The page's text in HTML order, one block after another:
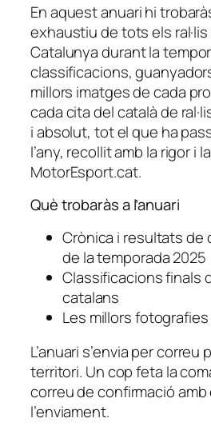
r
a
m
a
T
a
m
2
0
2
5
En aquest anuari hi
exhaustiu de tots els
Catalunya durant la
classificacions,
millors imatges de cada
cada cita del català de
i absolut, tot el que ha
l’any, recollit amb la rigor i
MotorEsport.cat.
Què trobaràs a l’anuari
Crònica i resultats de
de la temporada 2025
Classificacions finals
catalans
Les millors
L’anuari s’envia per
territori. Un cop feta la
correu de confirmació
l’enviament.